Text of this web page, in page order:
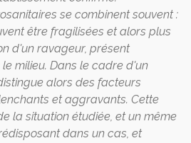
se combinent souvent :
être fragilisées et alors plus
d'un ravageur, présent
milieu. Dans le cadre d'un
alors des facteurs
et aggravants. Cette
la situation étudiée, et un même
dans un cas, et